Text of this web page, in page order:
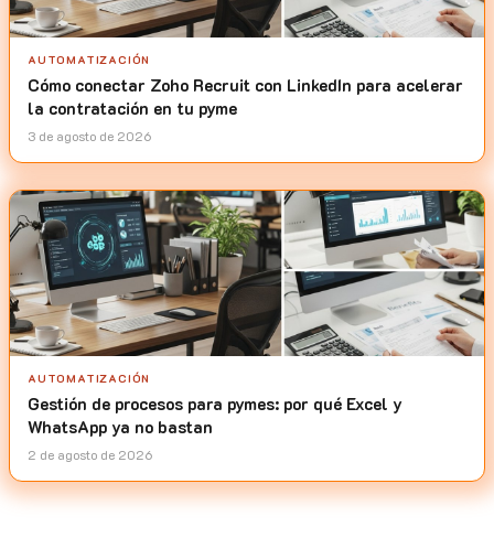
AUTOMATIZACIÓN
Cómo conectar Zoho Recruit con LinkedIn para acelerar
la contratación en tu pyme
3 de agosto de 2026
AUTOMATIZACIÓN
Gestión de procesos para pymes: por qué Excel y
WhatsApp ya no bastan
2 de agosto de 2026